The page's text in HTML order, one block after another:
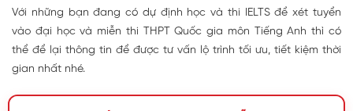
Với những bạn đang có dự định học và thi IELTS để xét tuyển
vào đại học và miễn thi THPT Quốc gia môn Tiếng Anh thì có
thể để lại thông tin để được tư vấn lộ trình tối ưu, tiết kiệm thời
gian nhất nhé.